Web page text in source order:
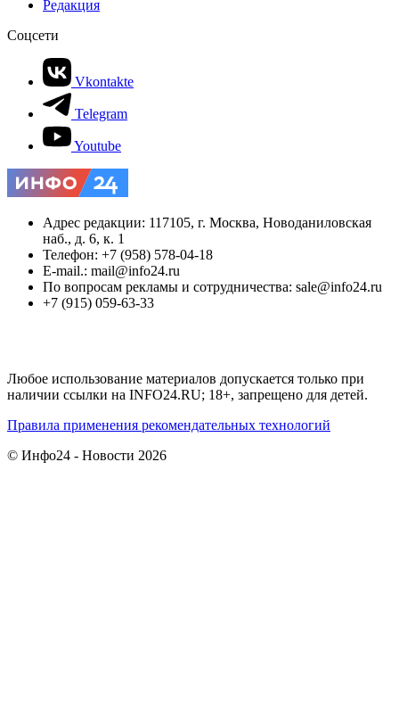
Редакция
Соцсети
Vkontakte
Telegram
Youtube
Адрес редакции: 117105, г. Москва, Новоданиловская
наб., д. 6, к. 1
Телефон: +7 (958) 578-04-18
E-mail.: mail@info24.ru
По вопросам рекламы и сотрудничества: sale@info24.ru
+7 (915) 059-63-33
Любое использование материалов допускается только при
наличии ссылки на INFO24.RU; 18+, запрещено для детей.
Правила применения рекомендательных технологий
© Инфо24 - Новости 2026